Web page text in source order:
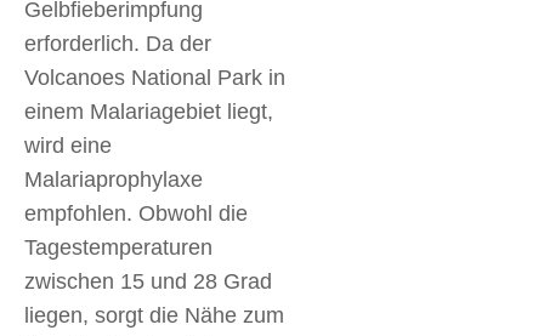
Gelbfieberimpfung
erforderlich. Da der
Volcanoes National Park in
einem Malariagebiet liegt,
wird eine
Malariaprophylaxe
empfohlen. Obwohl die
Tagestemperaturen
zwischen 15 und 28 Grad
liegen, sorgt die Nähe zum